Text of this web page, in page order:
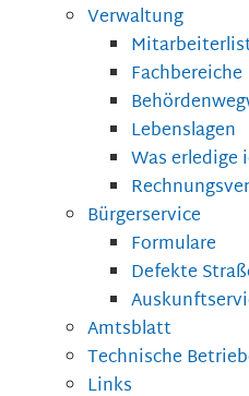
Verwaltung
Fachbereiche
Lebenslagen
Was erledige
Bürgerservice
Formulare
Defekte
Amtsblatt
Technische
Links